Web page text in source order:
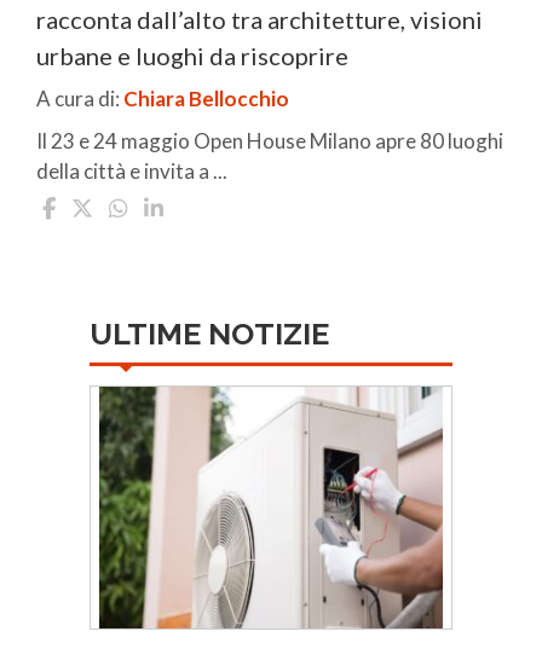
racconta dall’alto tra architetture, visioni
urbane e luoghi da riscoprire
A cura di: Chiara Bellocchio
Il 23 e 24 maggio Open House Milano apre 80 luoghi
della città e invita a ...
ULTIME NOTIZIE